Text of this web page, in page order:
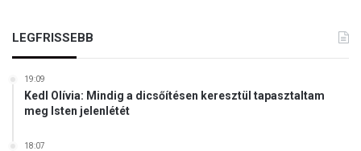
LEGFRISSEBB
19:09
Kedl Olívia: Mindig a dicsőítésen keresztül tapasztaltam
meg Isten jelenlétét
18:07